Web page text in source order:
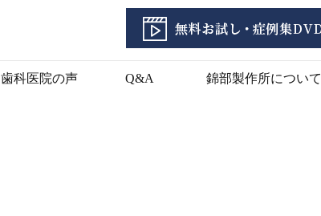
歯科医院の声 Q&A 錦部製作所について